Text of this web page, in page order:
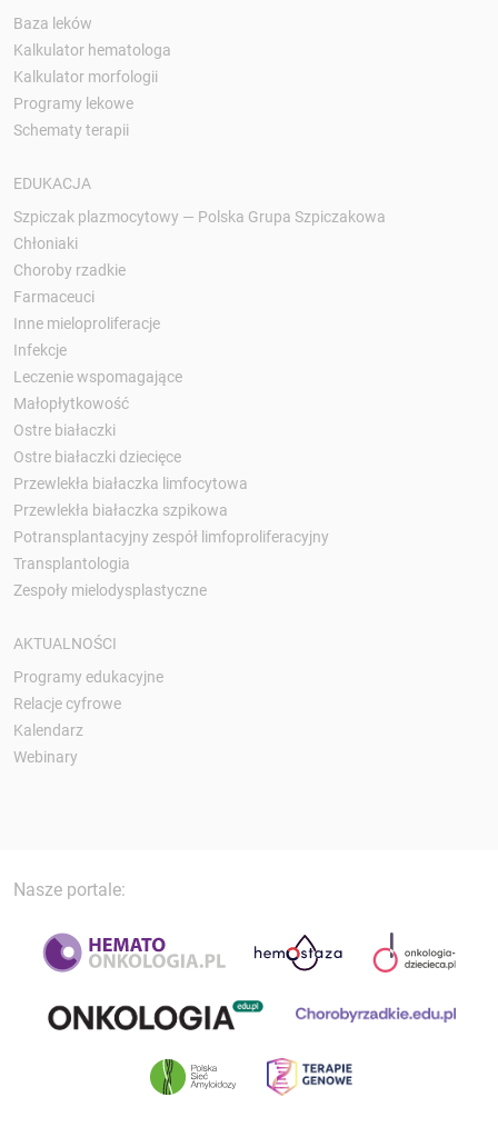
Baza leków
Kalkulator hematologa
Kalkulator morfologii
Programy lekowe
Schematy terapii
EDUKACJA
Szpiczak plazmocytowy — Polska Grupa Szpiczakowa
Chłoniaki
Choroby rzadkie
Farmaceuci
Inne mieloproliferacje
Infekcje
Leczenie wspomagające
Małopłytkowość
Ostre białaczki
Ostre białaczki dziecięce
Przewlekła białaczka limfocytowa
Przewlekła białaczka szpikowa
Potransplantacyjny zespół limfoproliferacyjny
Transplantologia
Zespoły mielodysplastyczne
AKTUALNOŚCI
Programy edukacyjne
Relacje cyfrowe
Kalendarz
Webinary
Nasze portale: